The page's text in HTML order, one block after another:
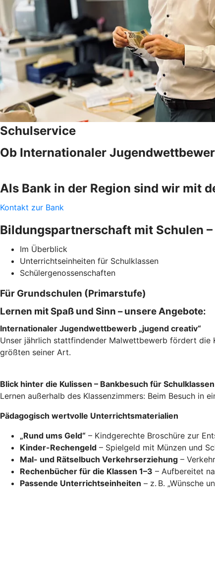
Schulservice
Ob Internationaler
Als Bank in der Region sind wir mit
Kontakt zur Bank
Bildungspartnerschaft mit Schulen
Im Überblick
Unterrichtseinheiten für Schulklassen
Schülergenossenschaften
Für Grundschulen (Primarstufe)
Lernen mit Spaß und Sinn – unsere Angebote:
Internationaler Jugendwettbewerb „jugend creativ“
Unser jährlich stattfindender Malwettbewerb fördert die
größten seiner Art.
Blick hinter die Kulissen – Bankbesuch für Schulklassen
Lernen außerhalb des Klassenzimmers: Beim Besuch in
Pädagogisch wertvolle Unterrichtsmaterialien
„Rund ums Geld“ – Kindgerechte Broschüre zur
Kinder-Rechengeld – Spielgeld mit Münzen und
Mal- und Rätselbuch Verkehrserziehung –
Rechenbücher für die Klassen 1–3 – Aufbereitet
Passende Unterrichtseinheiten – z. B. „Wünsche